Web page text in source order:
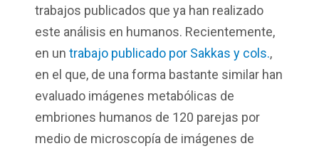
trabajos publicados que ya han realizado
este análisis en humanos. Recientemente,
en un trabajo publicado por Sakkas y cols.,
en el que, de una forma bastante similar han
evaluado imágenes metabólicas de
embriones humanos de 120 parejas por
medio de microscopía de imágenes de